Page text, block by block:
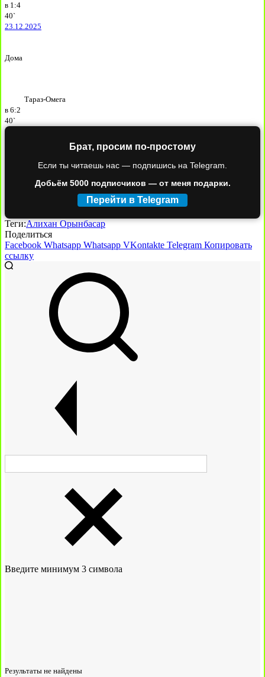
в 1:4
40`
23.12.2025
Дома
Тараз-Омега
в 6:2
40`
Брат, просим по-простому
Если ты читаешь нас — подпишись на Telegram.
Добьём 5000 подписчиков — от меня подарки.
Перейти в Telegram
Теги:Алихан Орынбасар
Поделиться
Facebook Whatsapp Whatsapp VKontakte Telegram Копировать
ссылку
Введите минимум 3 символа
Результаты не найдены